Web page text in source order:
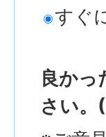
すぐ
良かっ
さい。